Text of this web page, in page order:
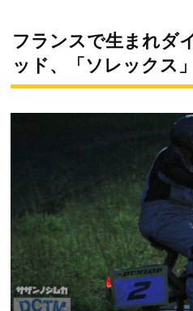
フランスで生まれダ
ッド、「ソレックス」